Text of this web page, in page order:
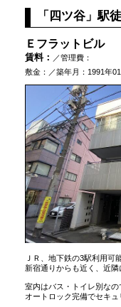
「四ツ谷」駅
Ｅフラットビル
賃料：
／管理費：
敷金：／築年月：1991年01
ＪＲ、地下鉄の3駅利用可
新宿通りからも近く、近
室内はバス・トイレ別なの
オートロック完備でセキュ